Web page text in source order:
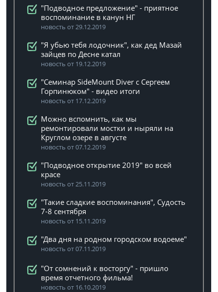
"Подводное предложение" - приятное
воспоминание в канун НГ
новость от 29.12.2019
"Я убью тебя лодочник", как дед Мазай
зайцев по Десне катал
новость от 19.12.2019
"Семинар SideMount Diver с Сергеем
Горпинюком" - видео итоги
новость от 17.12.2019
Можно вспомнить, как мы
ремонтировали мостки и ныряли на
Круглом озере в августе
новость от 07.12.2019
"Подводное открытие 2019" во всей
красе
новость от 25.11.2019
"Такие сладкие воспоминания", Судость
7-8 сентября
новость от 15.11.2019
"Два дня на родном городском водоеме"
новость от 07.11.2019
"От сомнений к восторгу" - пришло
время отчетного фильма!
новость от 16.10.2019